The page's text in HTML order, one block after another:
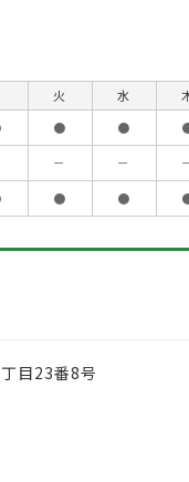
火 水
● ●
－ －
● ●
目23番8号